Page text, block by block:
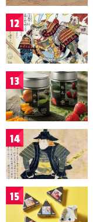
12
13
14
15